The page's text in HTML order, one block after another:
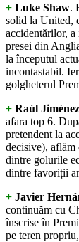
+ Luke Shaw.
solid la United,
accidentărilor,
presei din
la începutul
incontastabil.
golgheterul
+ Raúl Jiménez
afara top 6.
pretendent la
decisive),
dintre golurile
dintre favoriții
+ Javier Herná
continuăm cu
înscrise în
pe teren